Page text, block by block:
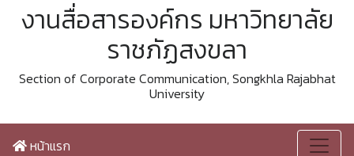
งานสื่อสารองค์กร มหาวิทยาลัย
ราชภัฏสงขลา
Section of Corporate Communication, Songkhla Rajabhat
University
หน้าแรก